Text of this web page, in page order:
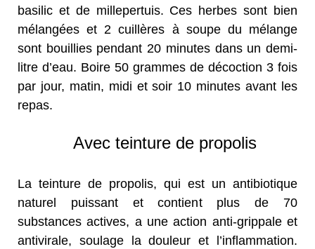
basilic et de millepertuis. Ces herbes sont bien
mélangées et 2 cuillères à soupe du mélange
sont bouillies pendant 20 minutes dans un demi-
litre d’eau. Boire 50 grammes de décoction 3 fois
par jour, matin, midi et soir 10 minutes avant les
repas.
Avec teinture de propolis
La teinture de propolis, qui est un antibiotique
naturel puissant et contient plus de 70
substances actives, a une action anti-grippale et
antivirale, soulage la douleur et l’inflammation.